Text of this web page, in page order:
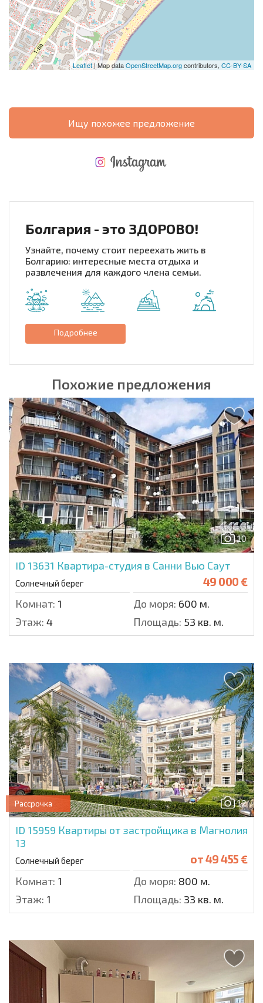
Leaflet| Map dataOpenStreetMap.orgcontributors, CC-BY-SA
Ищу похожее предложение
Болгария - это ЗДОРОВО!
Узнайте, почему стоит переехать жить в
Болгарию: интересные места отдыха и
развлечения для каждого члена семьи.
Подробнее
Похожие предложения
10
ID 13631 Квартира-студия в Санни Вью Саут
Солнечный берег 49 000 €
Комнат: 1 До моря: 600 м.
Этаж: 4 Площадь: 53 кв. м.
12
Рассрочка
ID 15959 Квартиры от застройщика в Магнолия
13
Солнечный берег от49 455 €
Комнат: 1 До моря: 800 м.
Этаж: 1 Площадь: 33 кв. м.